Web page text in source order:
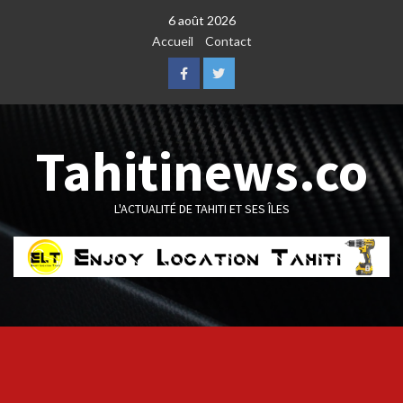
6 août 2026
Accueil
Contact
FacebookTwitter
Tahitinews.co
L'ACTUALITÉ DE TAHITI ET SES ÎLES